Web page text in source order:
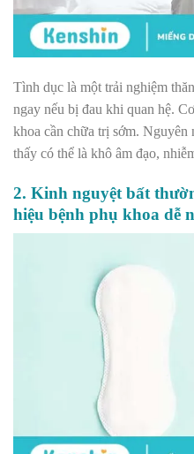
Tình dục là một trải nghiệm
ngay nếu bị đau khi quan hệ.
khoa cần chữa trị sớm. Nguyên
thấy có thể là khô âm đạo,
2. Kinh nguyệt bất
hiệu bệnh phụ khoa dễ